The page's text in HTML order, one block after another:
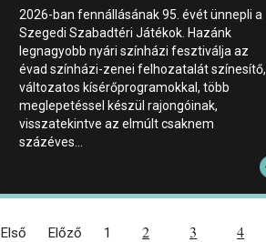
2026-ban fennállásának 95. évét ünnepli a
Szegedi Szabadtéri Játékok. Hazánk
legnagyobb nyári színházi fesztiválja az
évad színházi-zenei felhozatalát színesítő,
változatos kísérőprogramokkal, több
meglepetéssel készül rajongóinak,
visszatekintve az elmúlt csaknem
százéves…
Első Előző 1 2 3 4